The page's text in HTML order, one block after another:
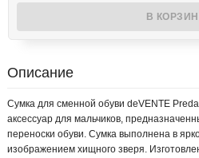
Описание
Сумка для сменной обуви deVENTE
аксессуар для мальчиков,
переноски обуви. Сумка выполнена в
изображением хищного зверя.